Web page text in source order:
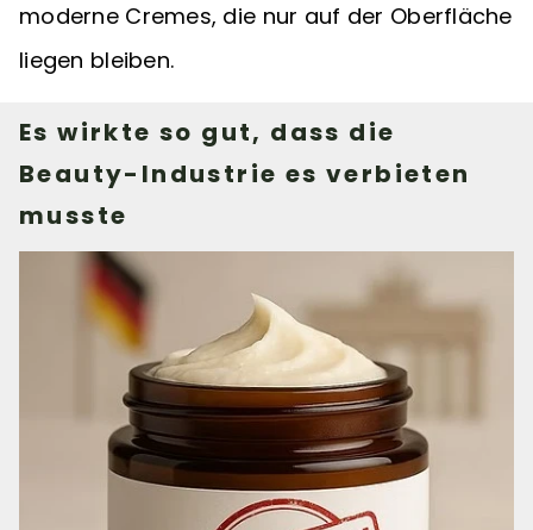
moderne Cremes, die nur auf der Oberfläche
liegen bleiben.
Es wirkte so gut, dass die
Beauty-Industrie es verbieten
musste